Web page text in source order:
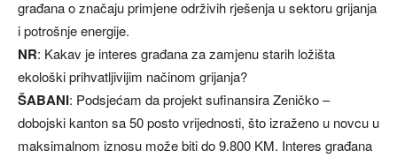
građana o značaju primjene održivih rješenja u sektoru grijanja
i potrošnje energije.
NR: Kakav je interes građana za zamjenu starih ložišta
ekološki prihvatljivijim načinom grijanja?
ŠABANI: Podsjećam da projekt sufinansira Zeničko –
dobojski kanton sa 50 posto vrijednosti, što izraženo u novcu u
maksimalnom iznosu može biti do 9.800 KM. Interes građana